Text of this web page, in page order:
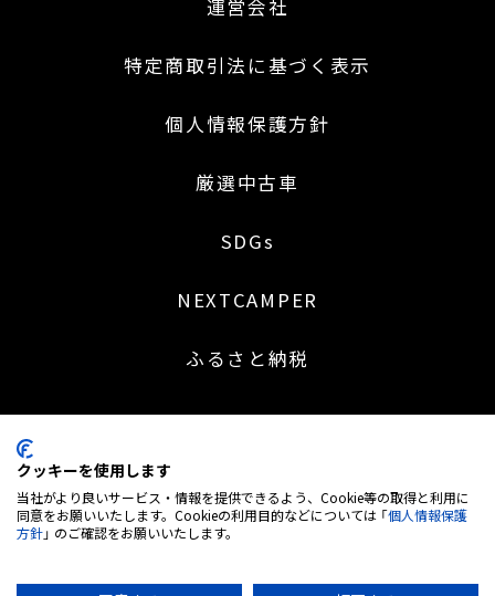
運営会社
特定商取引法に基づく表示
個人情報保護方針
厳選中古車
SDGs
NEXTCAMPER
ふるさと納税
〒453-0041 名古屋市中村区本陣通 2 丁目 30 番地
052-414-5527
営業時間：9:00～18:30 | 定休日：日・祝日 (※土曜日不定休)
クッキーを使用します
当社がより良いサービス・情報を提供できるよう、Cookie等の取得と利用に
同意をお願いいたします。Cookieの利用目的などについては 「個人情報保護
方針」 のご確認をお願いいたします。